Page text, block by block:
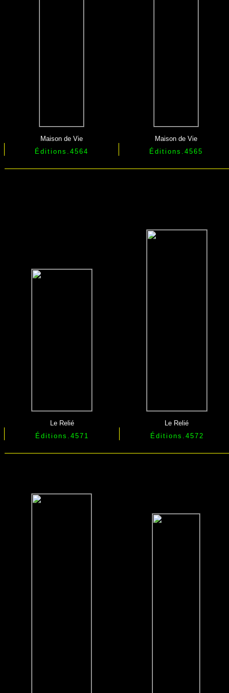
Maison de Vie
Maison de Vie
Éditions .4564 Éditions .4565
Le Relié
Le Relié
Éditions.4571
Éditions. 4572